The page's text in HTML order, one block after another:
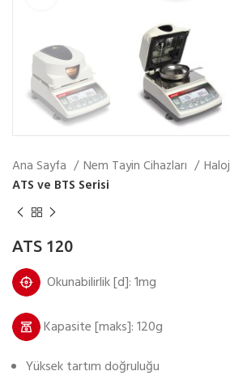
Ana Sayfa Nem Tayin Cihazları
ATS ve BTS Serisi
ATS 120
Okunabilirlik [d]: 1mg
Kapasite [maks]: 120g
Yüksek tartım doğruluğu